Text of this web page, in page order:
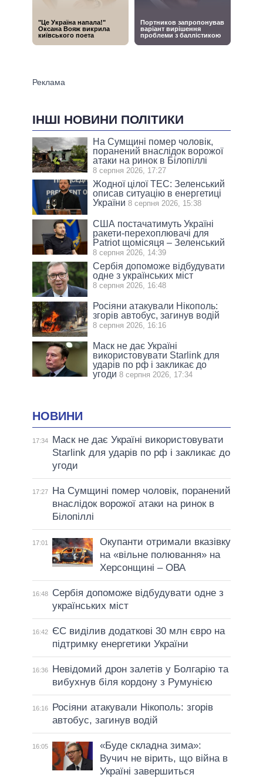
ІНШІ НОВИНИ ПОЛІТИКИ
На Сумщині помер чоловік,
поранений внаслідок ворожої
атаки на ринок в Білопіллі
8 серпня 2026, 17:27
Жодної цілої ТЕС: Зеленський
описав ситуацію в енергетиці
України 8 серпня 2026, 15:38
США постачатимуть Україні
ракети-перехоплювачі для
Patriot щомісяця – Зеленський
8 серпня 2026, 14:39
Сербія допоможе відбудувати
одне з українських міст
8 серпня 2026, 16:48
Росіяни атакували Нікополь:
згорів автобус, загинув водій
8 серпня 2026, 16:16
Маск не дає Україні
використовувати Starlink для
ударів по рф і закликає до
угоди 8 серпня 2026, 17:34
НОВИНИ
17:34
Маск не дає Україні використовувати
Starlink для ударів по рф і закликає до
угоди
17:27
На Сумщині помер чоловік, поранений
внаслідок ворожої атаки на ринок в
Білопіллі
17:01
Окупанти отримали вказівку
на «вільне полювання» на
Херсонщині – ОВА
16:48
Сербія допоможе відбудувати одне з
українських міст
16:42
ЄС виділив додаткові 30 млн євро на
підтримку енергетики України
16:36
Невідомий дрон залетів у Болгарію та
вибухнув біля кордону з Румунією
16:16
Росіяни атакували Нікополь: згорів
автобус, загинув водій
16:05
«Буде складна зима»:
Вучич не вірить, що війна в
Україні завершиться